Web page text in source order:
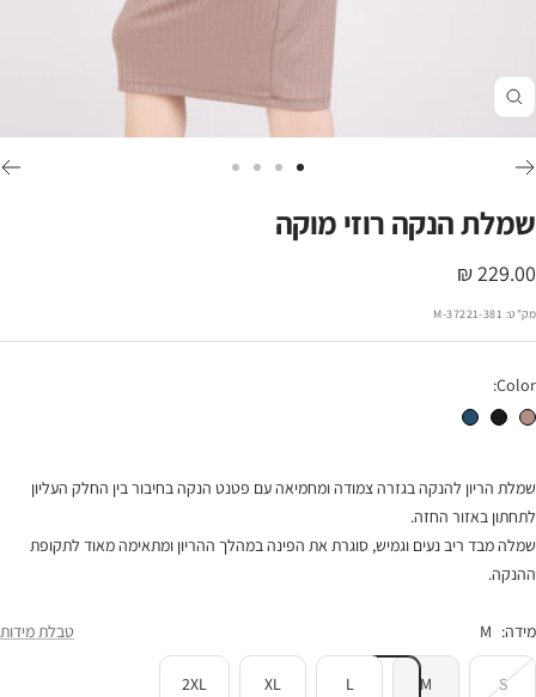
זום
1
2שמלת הנקה רוזי מוקה
מחיר
בהנחה
229.00 ₪
מק"ט: 37221-381-M
Color:
שמלת הנקה רוזי מוקהשמלת הנקה רוזי שחורהשמלת הנקה רוזי כחולה
שמלת הריון להנקה בגזרה צמודה ומחמיאה עם פטנט הנקה בחיבור בין החלק העליון
לתחתון באזור החזה.
שמלה מבד ריב נעים וגמיש, סוגרת את הפינה במהלך ההריון ומתאימה מאוד לתקופת
ההנקה.
מידה: M טבלת מידות
S
M
L
XL
2XL